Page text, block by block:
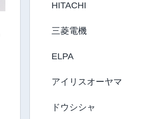
HITACHI
三菱電機
ELPA
アイリスオーヤマ
ドウシシャ